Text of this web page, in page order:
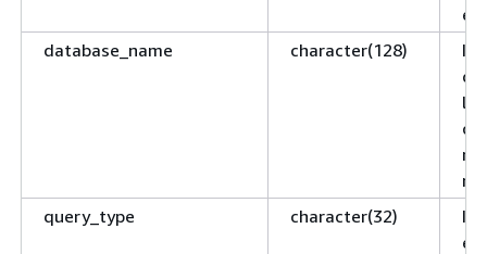
database_name
character(128)
Il
query_type
character(32)
Il